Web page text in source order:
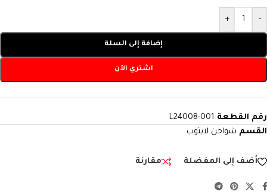
-
+
إضافة إلى السلة
اشتري الآن
رقم القطعة L24008-001
القسم شواحن لابتوب
أضف إلى المفضلة مقارنة